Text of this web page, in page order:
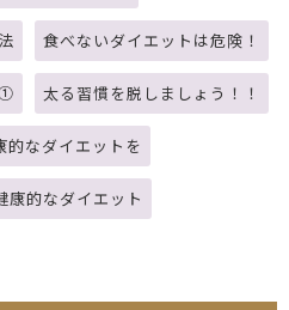
食べないダイエットは危険！
① 太る習慣を脱しましょう！！
的なダイエットを
康的なダイエット